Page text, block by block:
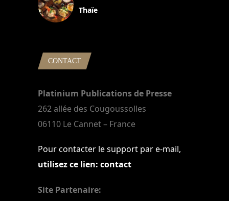
Thaïe
CONTACT
Platinium Publications de Presse
262 allée des Cougoussolles
06110 Le Cannet – France
Pour contacter le support par e-mail,
utilisez ce lien: contact
Site Partenaire: